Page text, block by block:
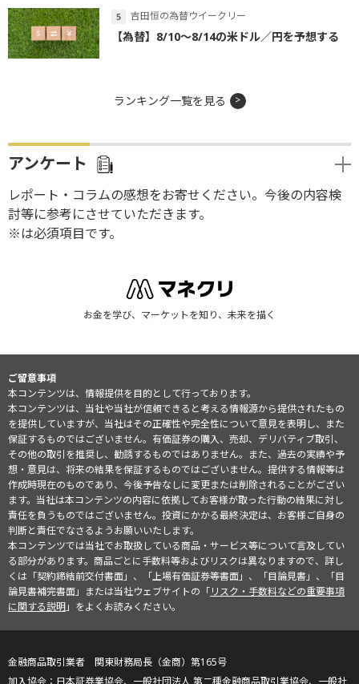
吉田恒の為替ウイークリー
【為替】8/10～8/14の米ドル／円を予想する
ランキング一覧を見る
アンケート
レポート・コラムの感想をお寄せください。今後の内容検
討等に参考にさせていただきます。
※は必須項目です。
お金を学び、マーケットを知り、未来を描く
ご留意事項
本コンテンツは、情報提供を目的として行っております。
本コンテンツは、当社や当社が信頼できると考える情報源から提供されたもの
を提供していますが、当社はその正確性や完全性について意見を表明し、また
保証するものではございません。有価証券の購入、売却、デリバティブ取引、
その他の取引を推奨し、勧誘するものではありません。また、過去の実績や予
想・意見は、将来の結果を保証するものではございません。提供する情報等は
作成時現在のものであり、今後予告なしに変更または削除されることがござい
ます。当社は本コンテンツの内容に依拠してお客様が取った行動の結果に対し
責任を負うものではございません。投資にかかる最終決定は、お客様ご自身の
判断と責任でなさるようお願いいたします。
本コンテンツでは当社でお取扱している商品・サービス等について言及してい
る部分があります。商品ごとに手数料等およびリスクは異なりますので、詳し
くは「契約締結前交付書面」、「上場有価証券等書面」、「目論見書」、「目
論見書補完書面」または当社ウェブサイトの「リスク・手数料などの重要事項
に関する説明」をよくお読みください。
金融商品取引業者 関東財務局長（金商）第165号
日本証券業協会、一般社団法人 第二種金融商品取引業協会、一般社